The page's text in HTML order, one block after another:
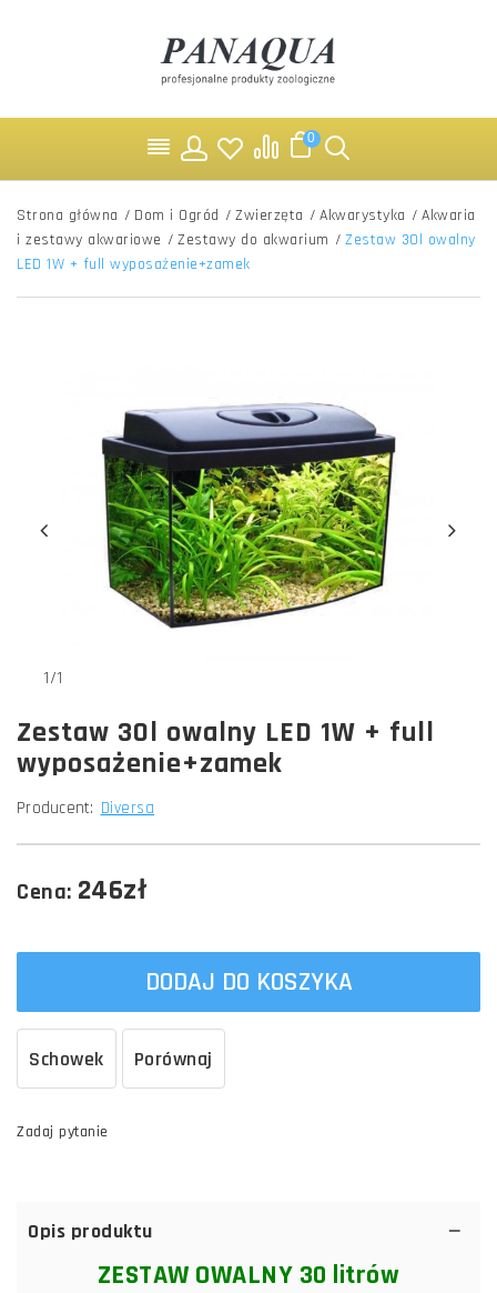
0
Strona główna / Dom i Ogród / Zwierzęta / Akwarystyka / Akwaria
i zestawy akwariowe / Zestawy do akwarium / Zestaw 30l owalny
LED 1W + full wyposażenie+zamek
1/1
Zestaw 30l owalny LED 1W + full
wyposażenie+zamek
Producent: Diversa
Cena: 246zł
DODAJ DO KOSZYKA
Schowek Porównaj
Zadaj pytanie
Opis produktu
ZESTAW OWALNY 30 litrów